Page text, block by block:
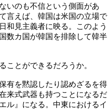
いのも不信という側面があ
言えば、韓国は米国の立場で
和見主義者に映る。このよう
数カ国が韓国を排除して韓半
ことができるだろうか。
有を黙認したり認めざるを得
来式武器も持つことになるだ
ル』になる。中東におけるイ